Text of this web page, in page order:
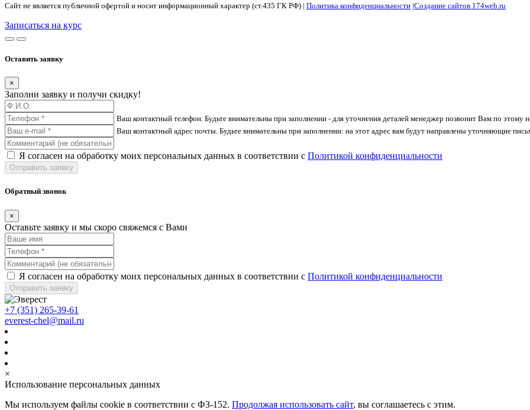
Сайт не является публичной офертой и носит информационный характер (ст.435 ГК РФ) | Политика конфиденциальности |Создание сайтов 174web.ru
Записаться на курс
Оставить заявку
×
Заполни заявку и получи скидку!
Ваш контактный телефон. Будьте внимательны при заполнении - для уточнения деталей менеджер позвонит Вам по этому
Ваш контактный адрес почты. Будьте внимательны при заполнении: на этот адрес вам будут направлены уточняющие
Я согласен на обработку моих персональных данных в соответствии с Политикой конфиденциальности
Отправить заявку
Обратный звонок
×
Оставьте заявку и мы скоро свяжемся с Вами
Я согласен на обработку моих персональных данных в соответствии с Политикой конфиденциальности
Отправить заявку
+7 (351) 265-39-61
everest-chel@mail.ru
×
Использование персональных данных
Мы используем файлы cookie в соответствии с ФЗ-152. Продолжая использовать сайт, вы соглашаетесь с этим.